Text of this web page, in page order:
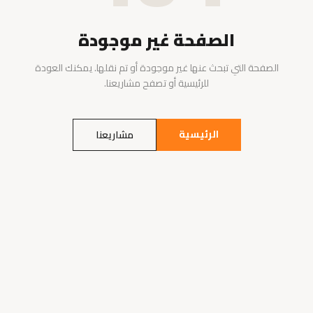
الصفحة غير موجودة
الصفحة التي تبحث عنها غير موجودة أو تم نقلها. يمكنك العودة
للرئيسية أو تصفح مشاريعنا.
الرئيسية مشاريعنا